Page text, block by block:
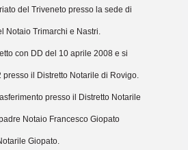
del Triveneto presso la sede di
Notaio Trimarchi e Nastri.
con DD del 10 aprile 2008 e si
il Distretto Notarile di Rovigo.
presso il Distretto Notarile
Notaio Francesco Giopato
Giopato.